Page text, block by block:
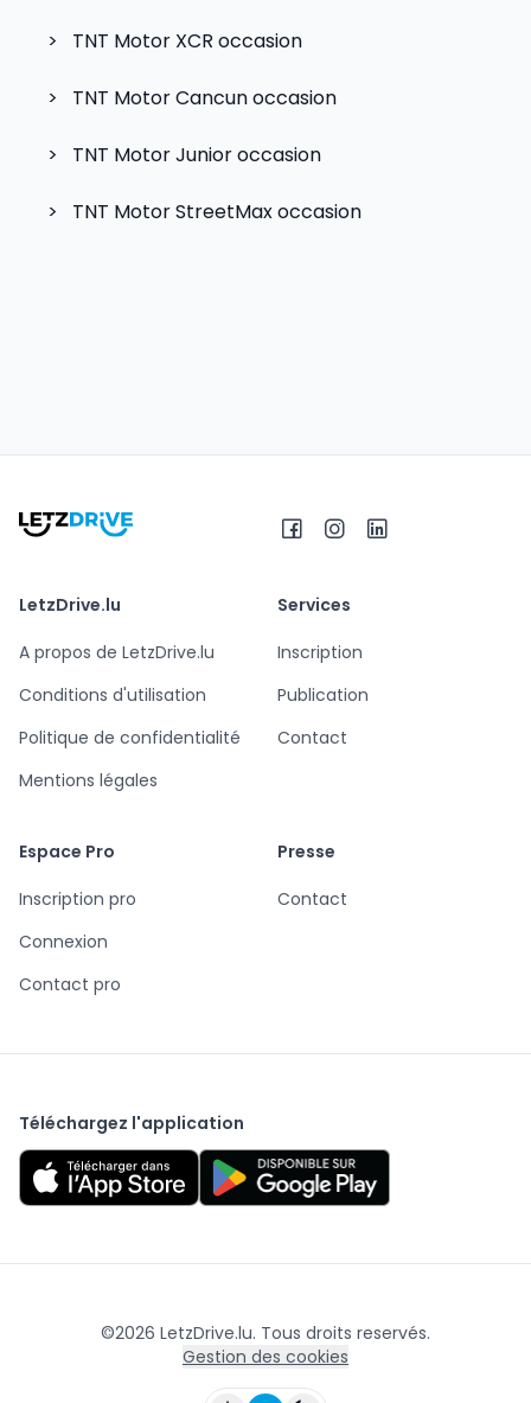
> TNT Motor XCR occasion
> TNT Motor Cancunoccasion
> TNT Motor Junioroccasion
> TNT Motor StreetMaxoccasion
LetzDrive.lu
A propos de LetzDrive.lu
Conditions d'utilisation
Politique de confidentialité
Mentions légales
Services
Inscription
Publication
Contact
Espace Pro
Inscription pro
Connexion
Contact pro
Presse
Contact
Téléchargez l'application
©2026 LetzDrive.lu. Tous droits reservés.
Gestion des cookies